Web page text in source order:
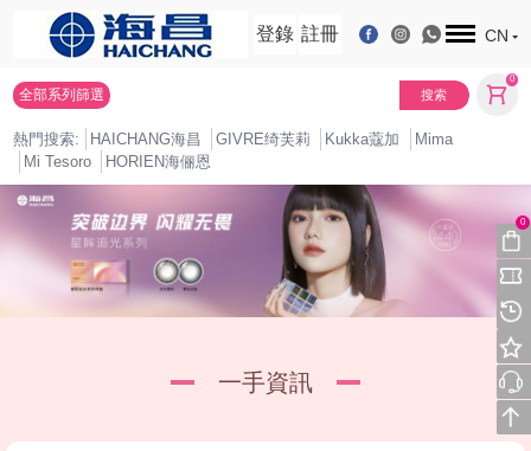
登錄 註冊 CN
全部系列篩選 搜索
0
熱門搜索: HAICHANG海昌 GIVRE绮芙莉 Kukka蔻加
Mima
Mi Tesoro
HORIEN海俪恩
一手資訊
0